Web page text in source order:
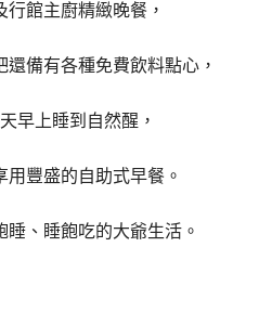
行館主廚精緻晚餐，
還備有各種免費飲料點心，
早上睡到自然醒，
用豐盛的自助式早餐。
睡、睡飽吃的大爺生活。